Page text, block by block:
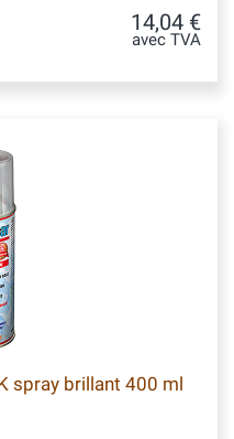
14,04 €
avec TVA
spray brillant 400 ml